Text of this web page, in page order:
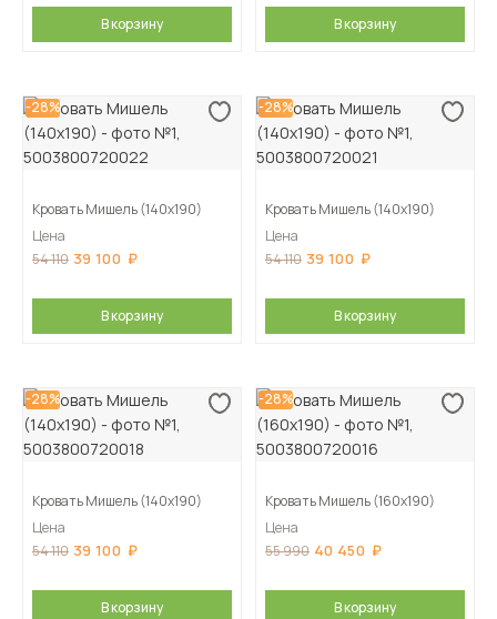
В корзину В корзину
-28%
Кровать Мишель (140х190)
Цена
54 110 39 100
В корзину
-28%
Кровать Мишель (140х190)
Цена
54 110 39 100
В корзину
-28%
Кровать Мишель (140х190)
Цена
54 110 39 100
В корзину
-28%
Кровать Мишель (160х190)
Цена
55 990 40 450
В корзину